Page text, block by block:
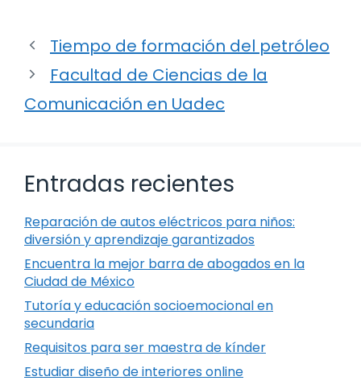
Tiempo de formación del petróleo
Facultad de Ciencias de la
Comunicación en Uadec
Entradas recientes
Reparación de autos eléctricos para niños:
diversión y aprendizaje garantizados
Encuentra la mejor barra de abogados en la
Ciudad de México
Tutoría y educación socioemocional en
secundaria
Requisitos para ser maestra de kínder
Estudiar diseño de interiores online